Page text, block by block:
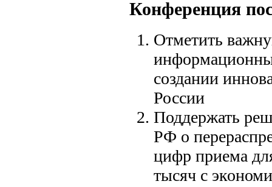
Конференция
Отметить
создании
России
Поддержать
РФ о
цифр приема
тысяч с